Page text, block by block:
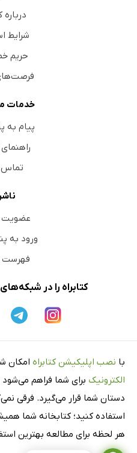
درباره
شرایط
حریم
خدمات
پیام به
راهنمای
تماس
عضویت
ورود به
فهرست
کتابراه را در
با نصب اپلیکیشن کتابراه امکان
الکترونیک برای شما فراهم می‌شود
دستان شما قرار می‌گیرد. فرقی
استفاده کنید؛ کتابخانه شما
هر لحظه برای مطالعه بهترین